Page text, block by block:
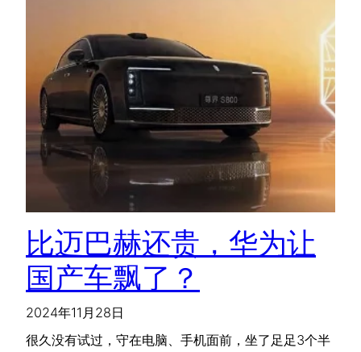
比迈巴赫还贵，华为让
国产车飘了？
2024年11月28日
很久没有试过，守在电脑、手机面前，坐了足足3个半